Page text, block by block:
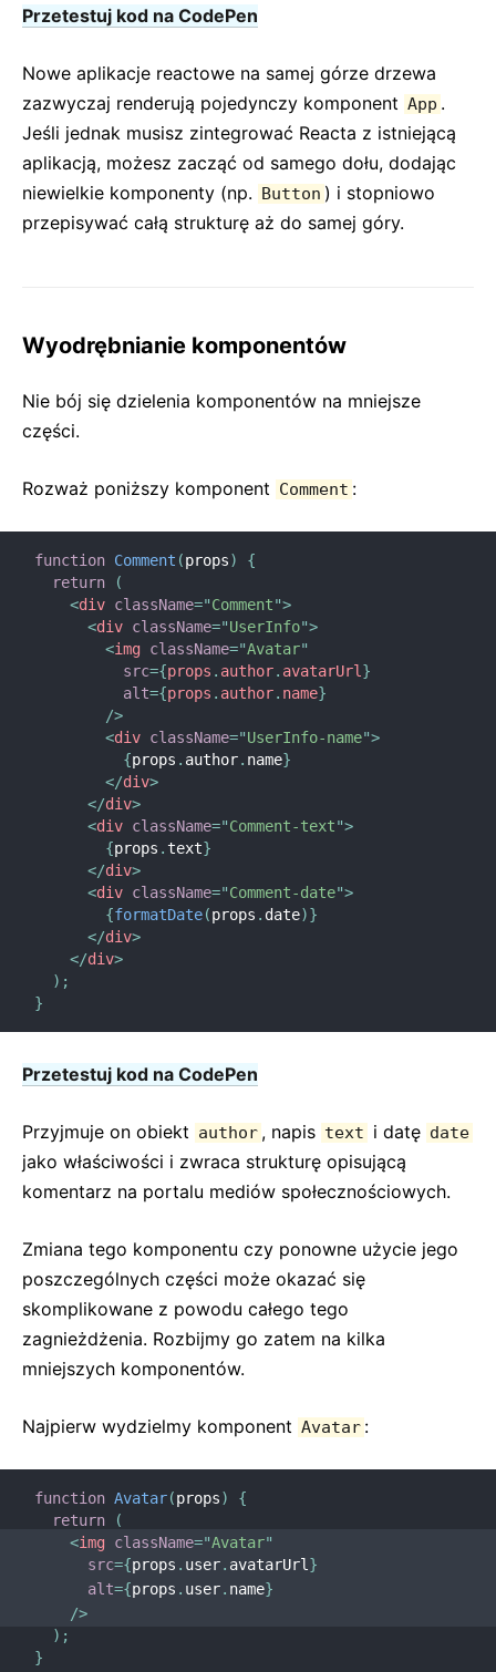
Przetestuj kod na CodePen
Nowe aplikacje reactowe na samej górze drzewa
zazwyczaj renderują pojedynczy komponent App .
Jeśli jednak musisz zintegrować Reacta z istniejącą
aplikacją, możesz zacząć od samego dołu, dodając
niewielkie komponenty (np. Button ) i stopniowo
przepisywać całą strukturę aż do samej góry.
Wyodrębnianie komponentów
Nie bój się dzielenia komponentów na mniejsze
części.
Rozważ poniższy komponent Comment :
function Comment (props)
{
return
(
<div className="Comment">
<div className="UserInfo">
<img className="Avatar"
src={props . author. avatarUrl }
alt={props . author. name}
/>
<div className="UserInfo-name">
{props . author. name}
</div>
</div>
<div className="Comment-text">
{props . text}
</div>
<div className="Comment-date">
{formatDate(props . date)}
</div>
</div>
) ;
}
Przetestuj kod na CodePen
Przyjmuje on obiekt author , napis text i datę date
jako właściwości i zwraca strukturę opisującą
komentarz na portalu mediów społecznościowych.
Zmiana tego komponentu czy ponowne użycie jego
poszczególnych części może okazać się
skomplikowane z powodu całego tego
zagnieżdżenia. Rozbijmy go zatem na kilka
mniejszych komponentów.
Najpierw wydzielmy komponent Avatar :
function Avatar(props)
{
return
(
<img className="Avatar"
src={props . user. avatarUrl }
alt={props . user. name}
/>
) ;
}